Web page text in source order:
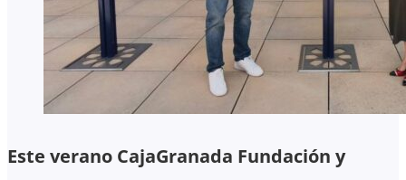
Este verano CajaGranada Fundación y